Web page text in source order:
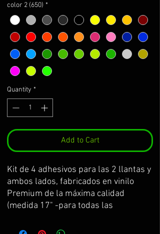
color 2 (650) *
Quantity *
Add to Cart
Kit de 4 adhesivos para las 2 llantas y
ambos lados, fabricados en vinilo
Premium de la máxima calidad
(medida 17" -para todas las
Se sirve por partes y con